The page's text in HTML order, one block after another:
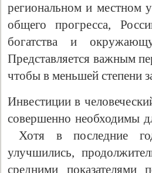
региональном и местном
общего прогресса,
богатства и
Представляется важным
чтобы в меньшей степени
Инвестиции в
совершенно необходимы
Хотя в последние
улучшились,
средними показателями